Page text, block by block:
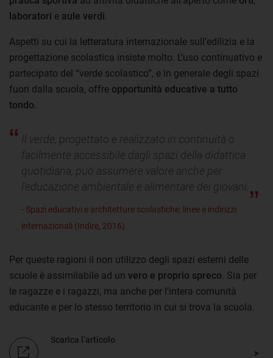
laboratori e aule verdi.
Aspetti su cui la letteratura internazionale sull’edilizia e la
progettazione scolastica insiste molto. L’uso continuativo e
partecipato del “verde scolastico”, e in generale degli spazi
fuori dalla scuola, offre opportunità educative a tutto
tondo.
Il verde, progettato e realizzato in continuità o
facilmente accessibile dagli spazi della didattica
quotidiana, può assumere valore anche per
l’educazione ambientale e alimentare dei giovani.
- Spazi educativi e architetture scolastiche: linee e indirizzi
internazionali (Indire, 2016)
Per queste ragioni il non utilizzo degli spazi esterni delle
scuole è assimilabile ad un vero e proprio spreco. Sia per
le ragazze e i ragazzi, ma anche per l’intera comunità
educante e per lo stesso territorio in cui si trova la scuola.
Scarica l’articolo